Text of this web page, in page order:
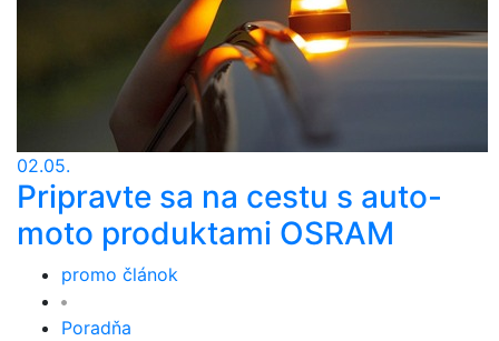
02.05.
Pripravte sa na cestu s auto-
moto produktami OSRAM
promo článok
Poradňa